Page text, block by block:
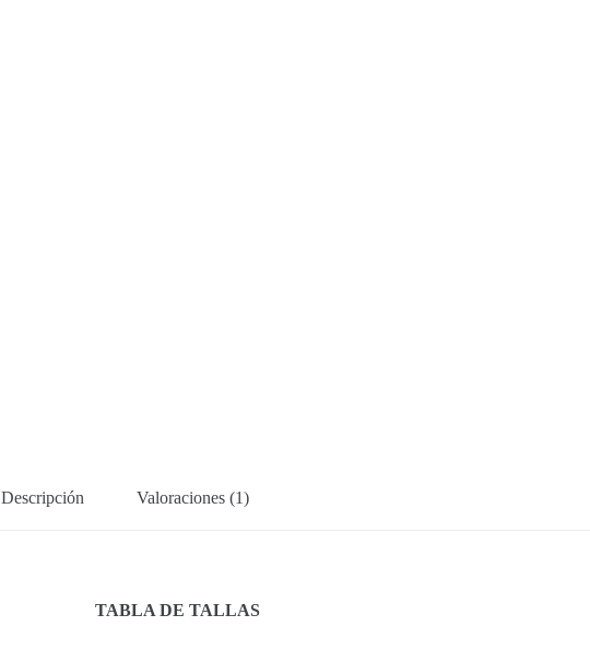
Descripción Valoraciones (1)
TABLA DE TALLAS